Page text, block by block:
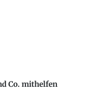
Co. mithelfen